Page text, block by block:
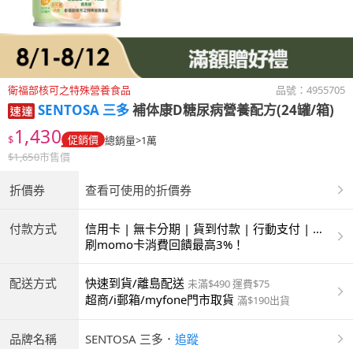
衛福部核可之特殊營養食品 品號： 4955705
SENTOSA 三多補体康D糖尿病營養配方(24罐/箱)
$1,430 促銷價 總銷量>1萬
$1,650市售價
折價券 查看可使用的折價券
付款方式
信用卡 | 無卡分期 | 貨到付款 | 行動支付 | 超
商付款 | ATM | 銀聯卡
刷momo卡消費回饋最高3%！
配送方式 快速到貨/離島配送 未滿$490 運費$75
超商/i郵箱/myfone門市取貨 滿$190出貨
品牌名稱 SENTOSA 三多 ． 追蹤